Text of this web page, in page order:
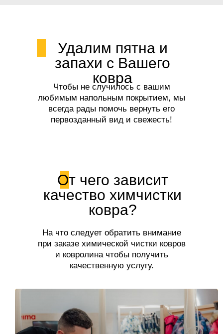
Удалим пятна и
запахи с Вашего
ковра
Чтобы не случилось с вашим
любимым напольным покрытием, мы
всегда рады помочь вернуть его
первозданный вид и свежесть!
От чего зависит
качество химчистки
ковра?
На что следует обратить внимание
при заказе химической чистки ковров
и ковролина чтобы получить
качественную услугу.